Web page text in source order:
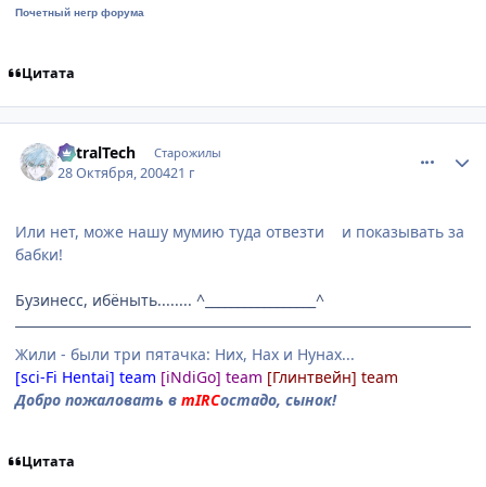
Почетный негр форума
Цитата
AstralTech Старожилы
28 Октября, 200421 г
Или нет, може нашу мумию туда отвезти и показывать за
бабки!
Бузинесс, ибёныть........ ^_________________^
Жили - были три пятачка: Них, Нах и Нунах...
[sci-Fi Hentai] team [iNdiGo] team [Глинтвейн] team
Добро пожаловать в mIRCостадо, сынок!
Цитата